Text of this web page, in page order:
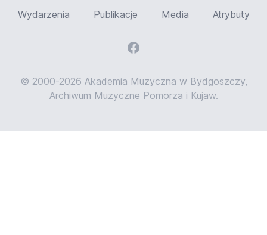
Wydarzenia Publikacje Media Atrybuty
© 2000-2026 Akademia Muzyczna w Bydgoszczy,
Archiwum Muzyczne Pomorza i Kujaw.